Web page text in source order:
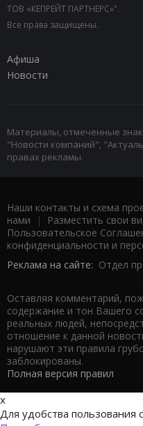
ТОВ «КЕПРЕЙТ ПАРТНЕРС»".
Все права защищены.
Афиша
Новости
Материалы, отмеченные
"Новости компаний",
правах рекламы.
Наши контакты и схема
нами | Разместить свои
Пользовательское
конфиденциальности и
Реклама на сайте: Отдел
Оставляя комментарий,
содержание и тон Вашего
реальных людей,
отношение к данной
нарушают эти правила
заблокированы.
Полная версия правил
x
Для удобства пользования